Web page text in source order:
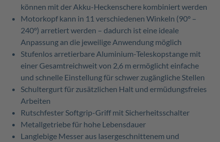
können mit der Akku-Heckenschere kombiniert werden
Motorkopf kann in 11 verschiedenen Winkeln (90° –
240°) arretiert werden – dadurch ist eine ideale
Anpassung an die jeweilige Anwendung möglich
Stufenlos arretierbare Aluminium-Teleskopstange mit
einer Gesamtreichweit von 2,6 m ermöglicht einfache
und schnelle Einstellung für schwer zugängliche Stellen
Schultergurt für zusätzlichen Halt und ermüdungsfreies
Arbeiten
Rutschfester Softgrip-Griff mit Sicherheitsschalter
Metallgetriebe für hohe Lebensdauer
Langlebige Messer aus lasergeschnittenem und